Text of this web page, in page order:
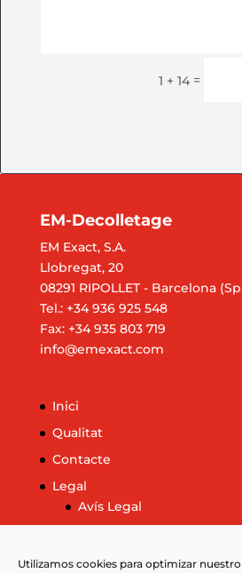
Utilizamos cookies para optimizar
1 + 14 =
EM-Decolletage
EM Exact, S.A.
Llobregat, 20
08291 RIPOLLET - Barcelona
Tel.: +34 936 925 548
Fax: +34 935 803 719
info@emexact.com
Inici
Qualitat
Contacte
Legal
Avís Legal
Més informació sobre les